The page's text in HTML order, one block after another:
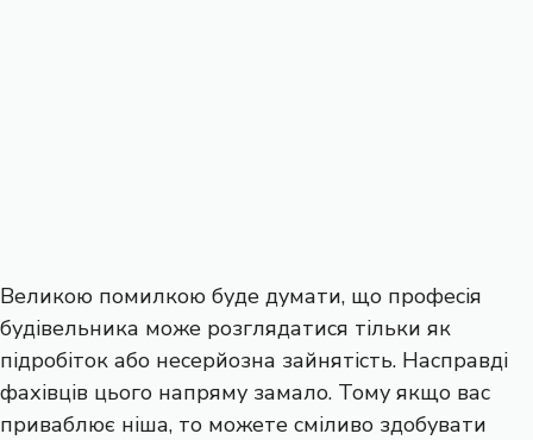
Великою помилкою буде думати, що професія
будівельника може розглядатися тільки як
підробіток або несерйозна зайнятість. Насправді
фахівців цього напряму замало. Тому якщо вас
приваблює ніша, то можете сміливо здобувати